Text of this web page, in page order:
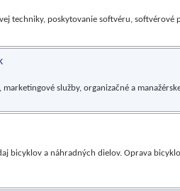
techniky, poskytovanie softvéru, softvérové
služby, organizačné a
bicyklov a náhradných dielov. Oprava